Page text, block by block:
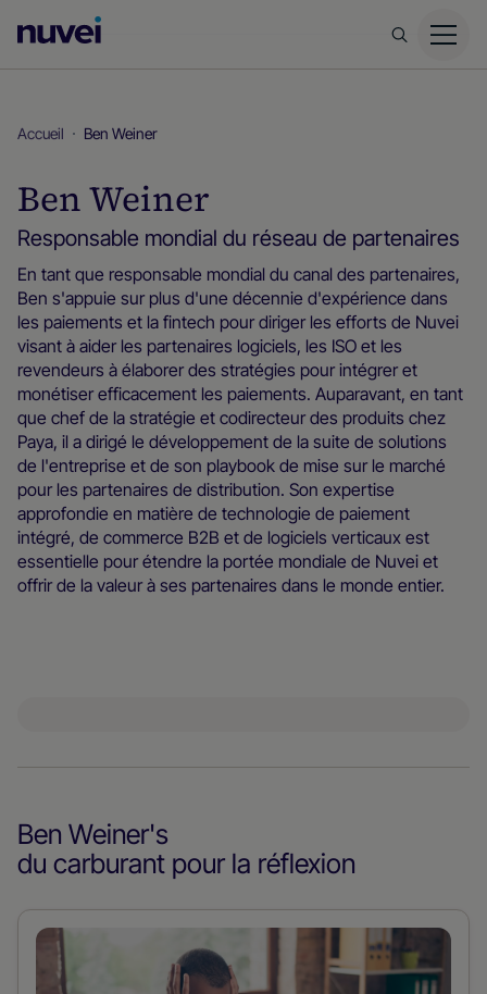
d’accueil
Accueil Ben Weiner
Ben Weiner
Responsable mondial du réseau de partenaires
En tant que responsable mondial du canal des partenaires,
Ben s'appuie sur plus d'une décennie d'expérience dans
les paiements et la fintech pour diriger les efforts de Nuvei
visant à aider les partenaires logiciels, les ISO et les
revendeurs à élaborer des stratégies pour intégrer et
monétiser efficacement les paiements. Auparavant, en tant
que chef de la stratégie et codirecteur des produits chez
Paya, il a dirigé le développement de la suite de solutions
de l'entreprise et de son playbook de mise sur le marché
pour les partenaires de distribution. Son expertise
approfondie en matière de technologie de paiement
intégré, de commerce B2B et de logiciels verticaux est
essentielle pour étendre la portée mondiale de Nuvei et
offrir de la valeur à ses partenaires dans le monde entier.
Ben Weiner's
du carburant pour la réflexion
En
savoir